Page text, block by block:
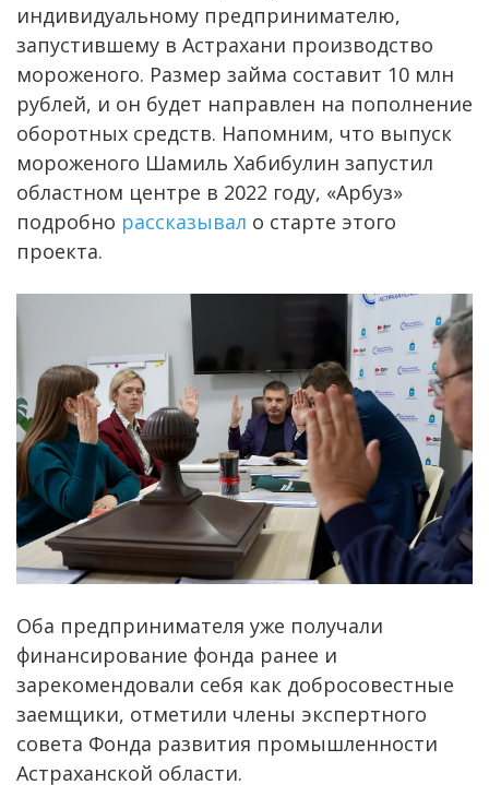
индивидуальному предпринимателю,
запустившему в Астрахани производство
мороженого. Размер займа составит 10 млн
рублей, и он будет направлен на пополнение
оборотных средств. Напомним, что выпуск
мороженого Шамиль Хабибулин запустил
областном центре в 2022 году, «Арбуз»
подробно рассказывал о старте этого
проекта.
Оба предпринимателя уже получали
финансирование фонда ранее и
зарекомендовали себя как добросовестные
заемщики, отметили члены экспертного
совета Фонда развития промышленности
Астраханской области.